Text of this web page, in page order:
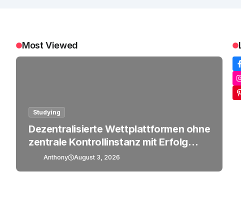
Most Viewed
Studying
Dezentralisierte Wettplattformen ohne
zentrale Kontrollinstanz mit Erfolg
betreiben
Anthony August 3, 2026